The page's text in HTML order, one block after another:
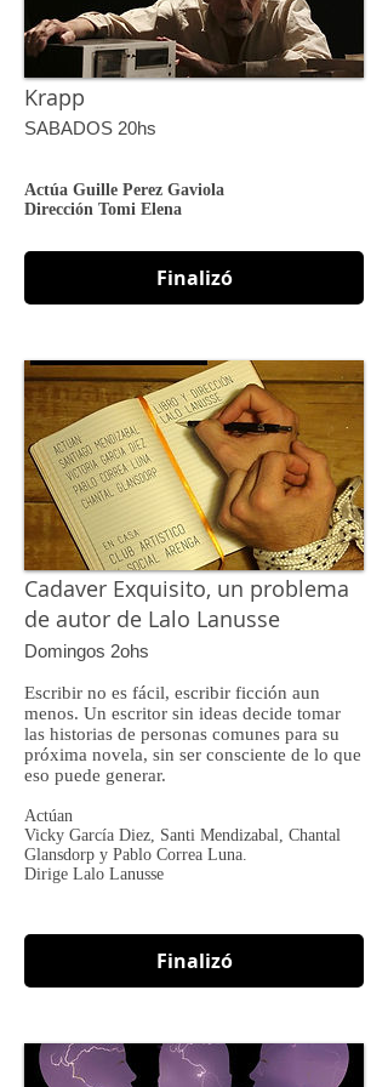
Krapp
SABADOS 20hs
Actúa Guille Perez Gaviola
Dirección Tomi Elena
Finalizó
Cadaver Exquisito, un problema
de autor de Lalo Lanusse
Domingos 2ohs
Escribir no es fácil, escribir ficción aun
menos. Un escritor sin ideas decide tomar
las historias de personas comunes para su
próxima novela, sin ser consciente de lo que
eso puede generar.
Actúan
Vicky García Diez, Santi Mendizabal, Chantal
Glansdorp y Pablo Correa Luna.
Dirige Lalo Lanusse
Finalizó